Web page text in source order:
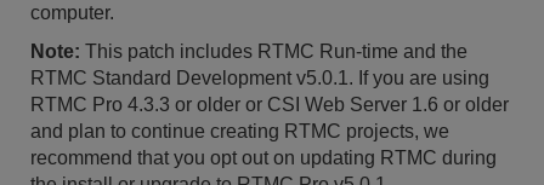
computer.
Note: This patch includes RTMC Run-time and the
RTMC Standard Development v5.0.1. If you are using
RTMC Pro 4.3.3 or older or CSI Web Server 1.6 or older
and plan to continue creating RTMC projects, we
recommend that you opt out on updating RTMC during